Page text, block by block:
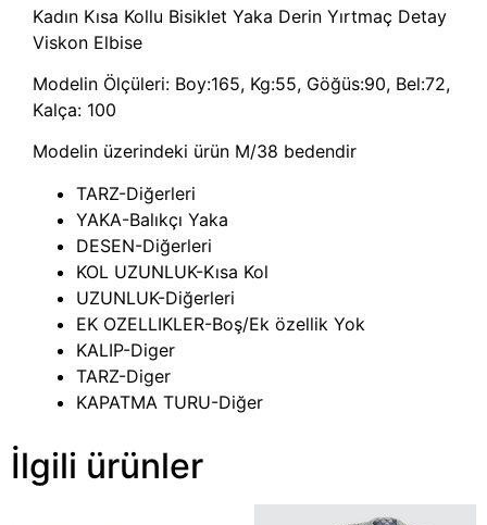
Kadın Kısa Kollu Bisiklet Yaka Derin Yırtmaç Detay
Viskon Elbise
Modelin Ölçüleri: Boy:165, Kg:55, Göğüs:90, Bel:72,
Kalça: 100
Modelin üzerindeki ürün M/38 bedendir
TARZ-Diğerleri
YAKA-Balıkçı Yaka
DESEN-Diğerleri
KOL UZUNLUK-Kısa Kol
UZUNLUK-Diğerleri
EK OZELLIKLER-Boş/Ek özellik Yok
KALIP-Diger
TARZ-Diger
KAPATMA TURU-Diğer
İlgili ürünler